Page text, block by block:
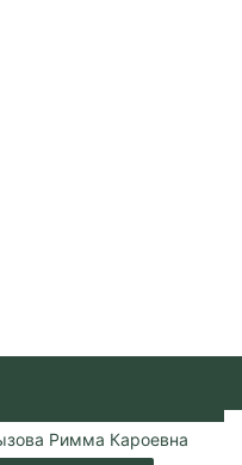
Римма Кароевна